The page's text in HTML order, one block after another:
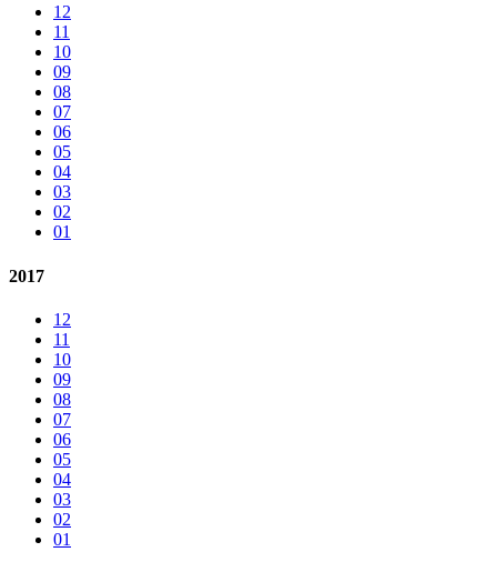
12
11
10
09
08
07
06
05
04
03
02
01
2017
12
11
10
09
08
07
06
05
04
03
02
01